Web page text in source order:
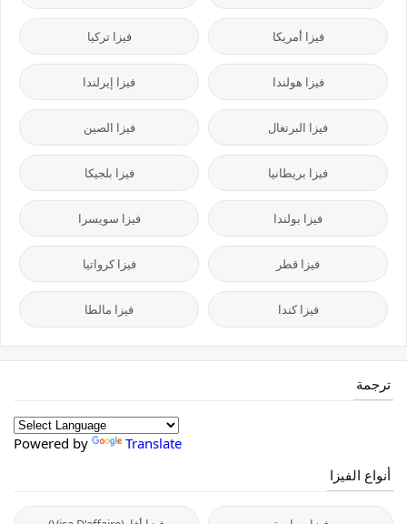
فيزا أمريكا فيزا تركيا
فيزا هولندا فيزا إيرلندا
فيزا البرتغال فيزا الصين
فيزا بريطانيا فيزا بلجيكا
فيزا بولندا فيزا سويسرا
فيزا قطر فيزا كرواتيا
فيزا كندا فيزا مالطا
ترجمة
Powered by
Translate
أنواع الفيزا